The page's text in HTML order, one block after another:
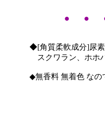
・
◆[角質柔軟成分]尿
スクワラン、ホホ
◆無香料 無着色 なの